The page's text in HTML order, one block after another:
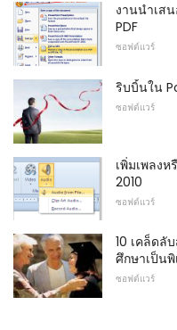
งานนำเส
PDF
ซอฟต์แวร์
ริบบิ้นใน
ซอฟต์แวร์
เพิ่มเพลง
2010
ซอฟต์แวร์
10 เคล็ดลั
ศึกษาเป็น
ซอฟต์แวร์